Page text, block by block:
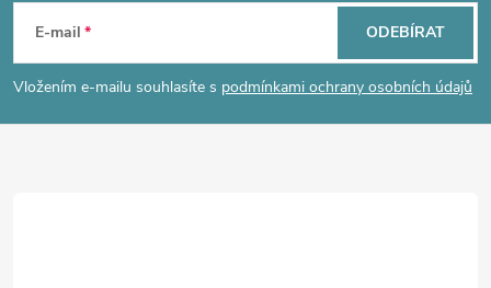
p
a
E-mail
Vložením e-mailu souhlasíte s podmínkami ochrany osobních údajů
ODEBÍRAT